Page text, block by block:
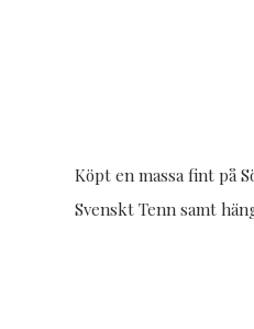
Köpt en massa fint på
Svenskt Tenn samt